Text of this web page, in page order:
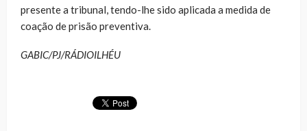
presente a tribunal, tendo-lhe sido aplicada a medida de
coação de prisão preventiva.
GABIC/PJ/RÁDIOILHÉU